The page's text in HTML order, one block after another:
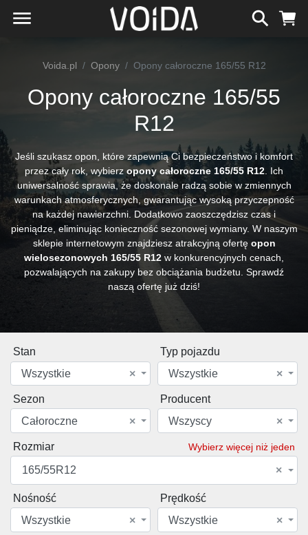
Voida.pl Opony Opony całoroczne 165/55 R12
Opony całoroczne 165/55
R12
Jeśli szukasz opon, które zapewnią Ci bezpieczeństwo i komfort
przez cały rok, wybierzopony całoroczne 165/55 R12 . Ich
uniwersalność sprawia, że doskonale radzą sobie w zmiennych
warunkach atmosferycznych, gwarantując wysoką przyczepność
na każdej nawierzchni. Dodatkowo zaoszczędzisz czas i
pieniądze, eliminując konieczność sezonowej wymiany. W naszym
sklepie internetowym znajdziesz atrakcyjną ofertę opon
wielosezonowych 165/55 R12 w konkurencyjnych cenach,
pozwalających na zakupy bez obciążania budżetu. Sprawdź
naszą ofertę już dziś!
Stan
×
Wszystkie
Typ pojazdu
×
Wszystkie
Sezon
×
Całoroczne
Producent
×
Wszyscy
Rozmiar Wybierz więcej niż jeden
×
165/55R12
Nośność
×
Wszystkie
Prędkość
×
Wszystkie